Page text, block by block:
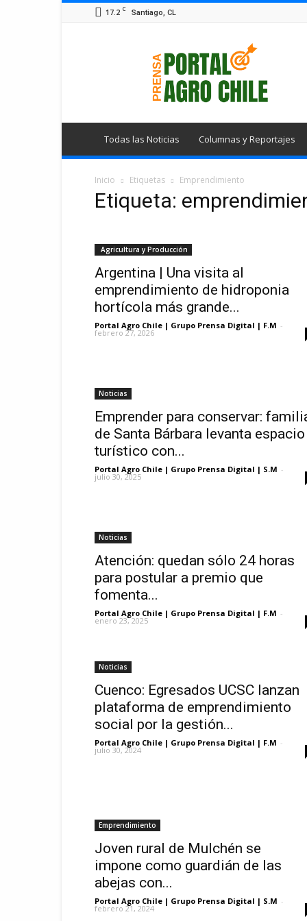
17.2 C Santiago, CL
Todas las Noticias Columnas y Reportajes
Inicio Etiquetas Emprendimiento
Etiqueta:
Agricultura y Producción
Argentina | Una visita al
emprendimiento de hidroponia
hortícola más grande...
Portal Agro Chile | Grupo Prensa Digital | F.M -
febrero 27, 2026
Noticias
Emprender para conservar:
de Santa Bárbara levanta espacio
turístico con...
Portal Agro Chile | Grupo Prensa Digital | S.M -
julio 30, 2025
Noticias
Atención: quedan sólo 24 horas
para postular a premio que
fomenta...
Portal Agro Chile | Grupo Prensa Digital | F.M -
enero 23, 2025
Noticias
Cuenco: Egresados UCSC lanzan
plataforma de emprendimiento
social por la gestión...
Portal Agro Chile | Grupo Prensa Digital | F.M -
julio 30, 2024
Emprendimiento
Joven rural de Mulchén se
impone como guardián de las
abejas con...
Portal Agro Chile | Grupo Prensa Digital | S.M -
febrero 21, 2024